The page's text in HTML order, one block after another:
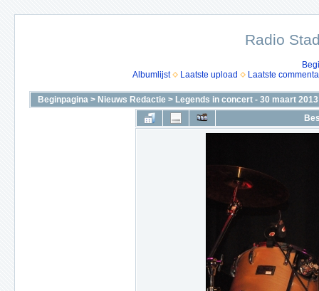
Radio
Albumlijst
Laatste upload Laatste
Beginpagina > Nieuws Redactie > Legends in concert - 30 maart 2013